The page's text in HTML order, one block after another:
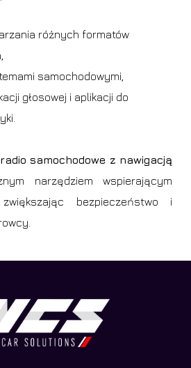
różnych formatów
samochodowymi,
głosowej i aplikacji do
radio samochodowe z nawigacją
narzędziem wspierającym
bezpieczeństwo i